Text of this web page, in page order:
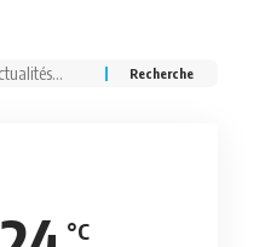
°C